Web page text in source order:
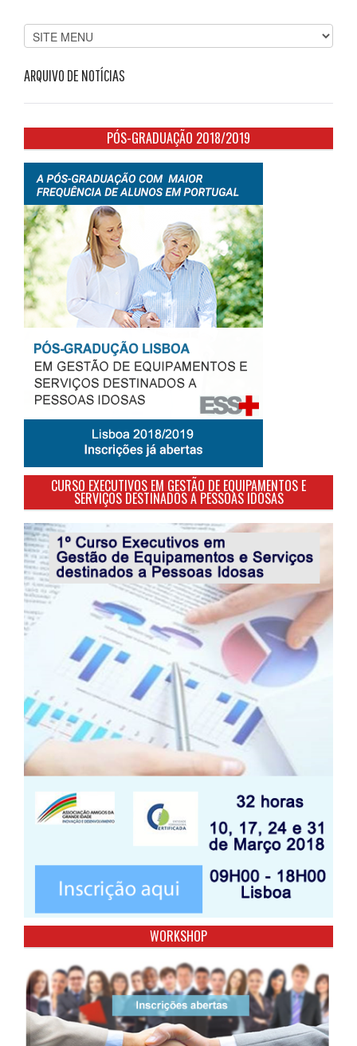
ARQUIVO DE NOTÍCIAS
PÓS-GRADUAÇÃO 2018/2019
CURSO EXECUTIVOS EM GESTÃO DE EQUIPAMENTOS E
SERVIÇOS DESTINADOS A PESSOAS IDOSAS
WORKSHOP